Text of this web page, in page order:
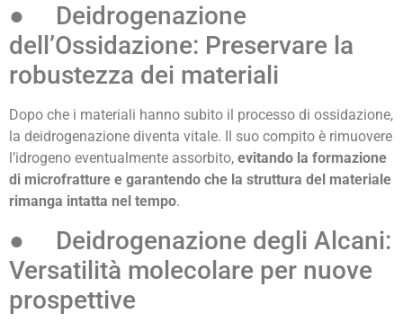
● Deidrogenazione
dell’Ossidazione: Preservare la
robustezza dei materiali
Dopo che i materiali hanno subito il processo di ossidazione,
la deidrogenazione diventa vitale. Il suo compito è rimuovere
l’idrogeno eventualmente assorbito, evitando la formazione
di microfratture e garantendo che la struttura del materiale
rimanga intatta nel tempo.
● Deidrogenazione degli Alcani:
Versatilità molecolare per nuove
prospettive